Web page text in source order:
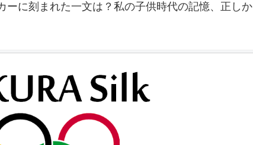
ーに刻まれた一文は？私の子供時代の記憶、正しか